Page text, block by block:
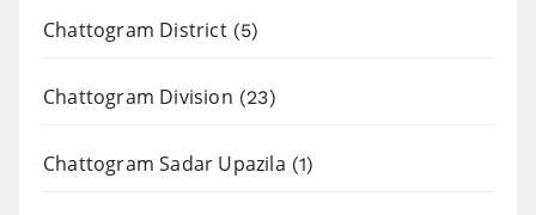
Chattogram District(5)
Chattogram Division (23)
Chattogram Sadar Upazila (1)